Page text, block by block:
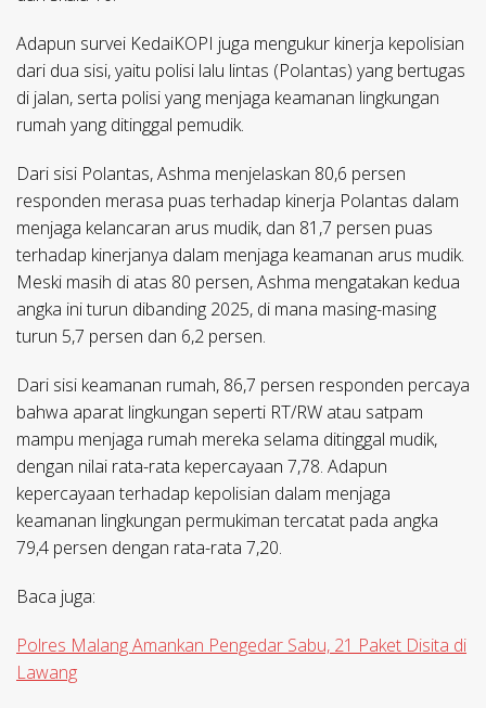
Adapun survei KedaiKOPI juga mengukur kinerja kepolisian
dari dua sisi, yaitu polisi lalu lintas (Polantas) yang bertugas
di jalan, serta polisi yang menjaga keamanan lingkungan
rumah yang ditinggal pemudik.
Dari sisi Polantas, Ashma menjelaskan 80,6 persen
responden merasa puas terhadap kinerja Polantas dalam
menjaga kelancaran arus mudik, dan 81,7 persen puas
terhadap kinerjanya dalam menjaga keamanan arus mudik.
Meski masih di atas 80 persen, Ashma mengatakan kedua
angka ini turun dibanding 2025, di mana masing-masing
turun 5,7 persen dan 6,2 persen.
Dari sisi keamanan rumah, 86,7 persen responden percaya
bahwa aparat lingkungan seperti RT/RW atau satpam
mampu menjaga rumah mereka selama ditinggal mudik,
dengan nilai rata-rata kepercayaan 7,78. Adapun
kepercayaan terhadap kepolisian dalam menjaga
keamanan lingkungan permukiman tercatat pada angka
79,4 persen dengan rata-rata 7,20.
Baca juga:
Polres Malang Amankan Pengedar Sabu, 21 Paket Disita di
Lawang